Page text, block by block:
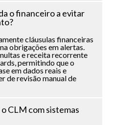
o financeiro a evitar
cláusulas financeiras
obrigações em alertas.
e receita recorrente
permitindo que o
em dados reais e
de revisão manual de
CLM com sistemas